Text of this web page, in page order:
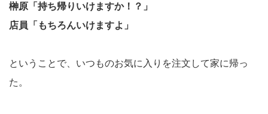
榊原「持ち帰りいけますか！？」
店員「もちろんいけますよ」
ということで、いつものお気に入りを注文して家に帰っ
た。